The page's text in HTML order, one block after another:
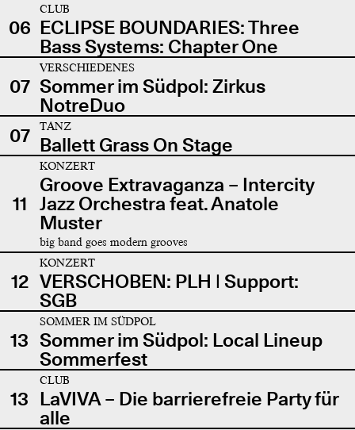
06
CLUB
ECLIPSE BOUNDARIES: Three
Bass Systems: Chapter One
07
VERSCHIEDENES
Sommer im Südpol: Zirkus
NotreDuo
07
TANZ
Ballett Grass On Stage
11
KONZERT
Groove Extravaganza – Intercity
Jazz Orchestra feat. Anatole
Muster
big band goes modern grooves
12
KONZERT
VERSCHOBEN: PLH | Support:
SGB
13
SOMMER IM SÜDPOL
Sommer im Südpol: Local Lineup
Sommerfest
13
CLUB
LaVIVA – Die barrierefreie Party für
alle